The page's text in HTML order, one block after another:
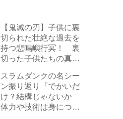
【鬼滅の刃】子供に裏
切られた壮絶な過去を
持つ悲鳴嶼行冥！ 裏
切った子供たちの真実
スラムダンクの名シー
ン振り返り『でかいだ
け？結構じゃないか
体力や技術は身につけ